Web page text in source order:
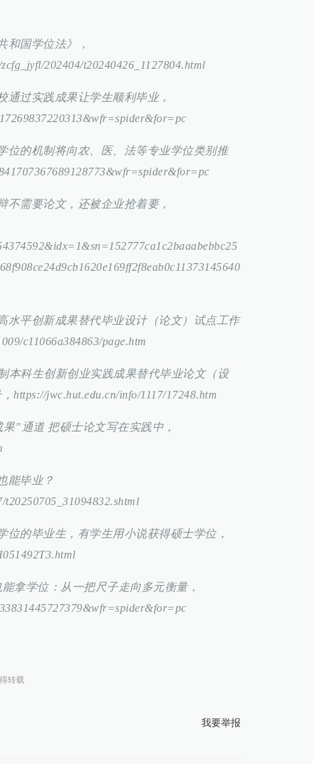
和国学位法》，
202404/t20240426_1127804.html
通过实践成果让学生顺利毕业，
位的机制将向农、医、法等专业学位类别推
不需要论文，还被企业抢着要，
水平创新成果替代毕业设计（论文）试点工作
c11066a384863/page.htm
本科生创新创业实践成果替代毕业论文（设
https://jwc.hut.edu.cn/info/1117/17248.htm
”通道 把硕士论文写在实践中，
能毕业？
t20250705_31094832.shtml
的毕业生，有学生用小说获得硕士学位，
拿学位：从一把尺子走向多元衡量，
转载
我要举报